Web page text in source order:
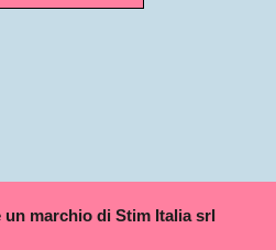
un marchio di Stim Italia srl